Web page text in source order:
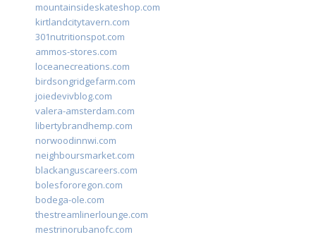
mountainsideskateshop.com
kirtlandcitytavern.com
301nutritionspot.com
ammos-stores.com
loceanecreations.com
birdsongridgefarm.com
joiedevivblog.com
valera-amsterdam.com
libertybrandhemp.com
norwoodinnwi.com
neighboursmarket.com
blackanguscareers.com
bolesfororegon.com
bodega-ole.com
thestreamlinerlounge.com
mestrinorubanofc.com